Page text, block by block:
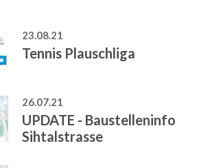
23.08.21
Tennis Plauschliga
26.07.21
UPDATE - Baustelleninfo
Sihtalstrasse